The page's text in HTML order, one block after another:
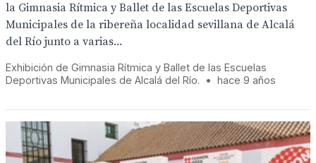
la Gimnasia Rítmica y Ballet de las Escuelas Deportivas
Municipales de la ribereña localidad sevillana de Alcalá
del Río junto a varias...
Exhibición de Gimnasia Rítmica y Ballet de las Escuelas
Deportivas Municipales de Alcalá del Río.
• hace 9 años